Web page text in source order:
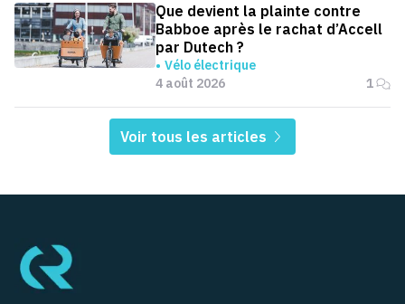
Que devient la plainte contre
Babboe après le rachat d’Accell
par Dutech ?
Vélo électrique
4 août 2026
1
Voir tous les articles